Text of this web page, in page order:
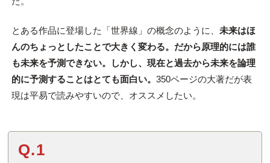
とある作品に登場した「世界線」の概念のように、 未来はほ
んのちょっとしたことで大きく変わる。だから原理的には誰
も未来を予測できない。しかし、現在と過去から未来を論理
的に予測することはとても面白い。 350ページの大著だが表
現は平易で読みやすいので、オススメしたい。
Q.1